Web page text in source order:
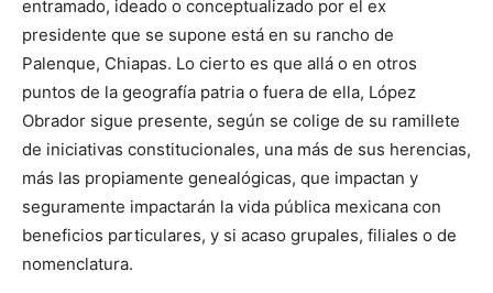
entramado, ideado o conceptualizado por el ex
presidente que se supone está en su rancho de
Palenque, Chiapas. Lo cierto es que allá o en otros
puntos de la geografía patria o fuera de ella, López
Obrador sigue presente, según se colige de su ramillete
de iniciativas constitucionales, una más de sus herencias,
más las propiamente genealógicas, que impactan y
seguramente impactarán la vida pública mexicana con
beneficios particulares, y si acaso grupales, filiales o de
nomenclatura.